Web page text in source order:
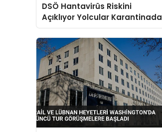
DSÖ Hantavirüs Riskini
Açıklıyor Yolcular Karantinada